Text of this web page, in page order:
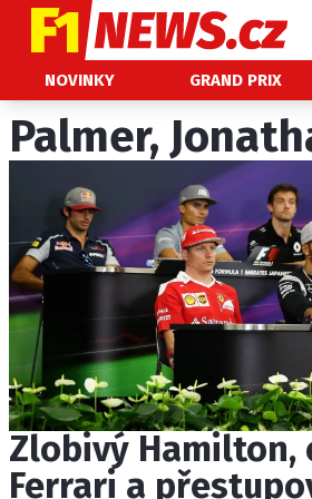
NOVINKY GRAND PRIX
NOVINKY
GRAND PRIX
PADDOCK LINE
TECHNIKA
HISTORIE GP
PROFILY JEZDCŮ
PROFILY TÝMŮ
OSTATNÍ
SLEDUJTE NÁS NA|
Palmer,
Zlobivý Hamilton,
Ferrari a